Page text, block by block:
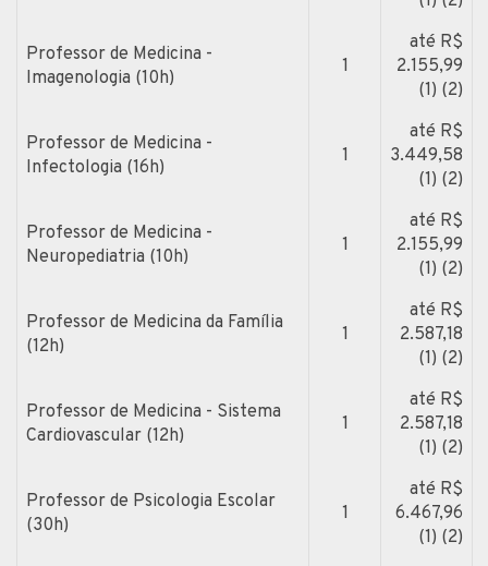
Professor de Medicina -
Imagenologia (10h)
1
até R$
2.155,99
(1) (2)
Professor de Medicina -
Infectologia (16h)
1
até R$
3.449,58
(1) (2)
Professor de Medicina -
Neuropediatria (10h)
1
até R$
2.155,99
(1) (2)
Professor de Medicina da Família
(12h)
1
até R$
2.587,18
(1) (2)
Professor de Medicina - Sistema
Cardiovascular (12h)
1
até R$
2.587,18
(1) (2)
Professor de Psicologia Escolar
(30h)
1
até R$
6.467,96
(1) (2)